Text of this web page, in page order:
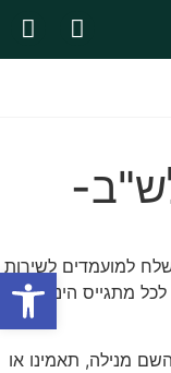
למועמדים לשירות
מתגייס הינה
מנילה, תאמינו או
פתח